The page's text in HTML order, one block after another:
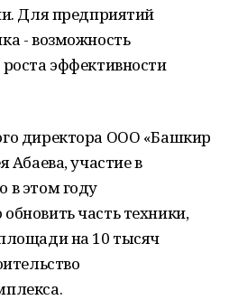
Для предприятий
- возможность
эффективности
директора ООО «Башкир
Абаева, участие в
в этом году
часть техники,
на 10 тысяч